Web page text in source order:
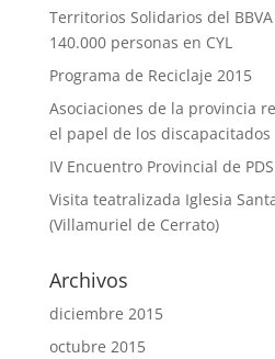
Territorios Solidarios del
140.000 personas en CYL
Programa de Reciclaje 2015
Asociaciones de la provincia
el papel de los discapacitados
IV Encuentro Provincial de
Visita teatralizada Iglesia
(Villamuriel de Cerrato)
Archivos
diciembre 2015
octubre 2015